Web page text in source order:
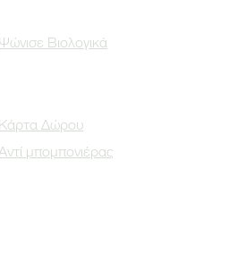
Ψώνισε Βιολογικά
Κάρτα Δώρου
μπομπονιέρας